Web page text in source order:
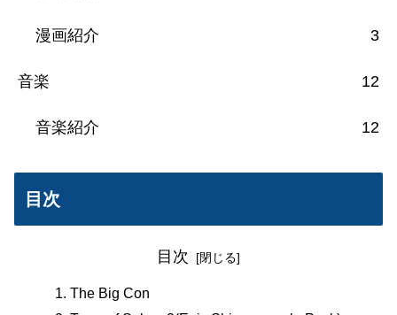
漫画紹介 3
音楽 12
音楽紹介 12
目次
目次
The Big Con